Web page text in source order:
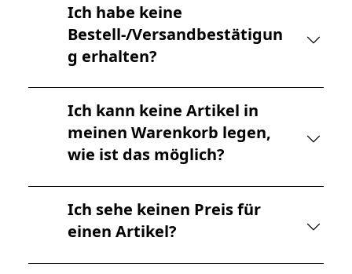
Ich habe keine
Bestell-/Versandbestätigun
g erhalten?
Ich kann keine Artikel in
meinen Warenkorb legen,
wie ist das möglich?
Ich sehe keinen Preis für
einen Artikel?